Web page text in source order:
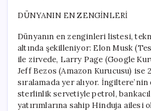
DÜNYANIN EN ZENGİNLERİ
Dünyanın en zenginleri listesi,
altında şekilleniyor: Elon Musk
ile zirvede, Larry Page (Google
Jeff Bezos (Amazon Kurucusu) ise
sıralamada yer alıyor.
sterlinlik servetiyle petrol,
yatırımlarına sahip Hinduja ailesi